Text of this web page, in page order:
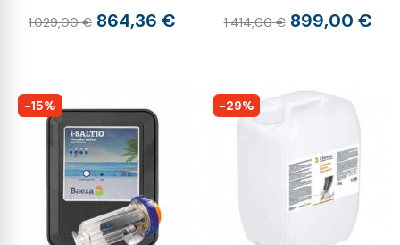
1.029,00 € 864,36 € 1.414,00 € 899,00 €
-15% -29%